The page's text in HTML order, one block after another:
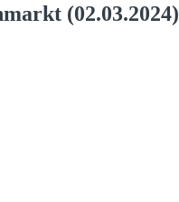
(02.03.2024)